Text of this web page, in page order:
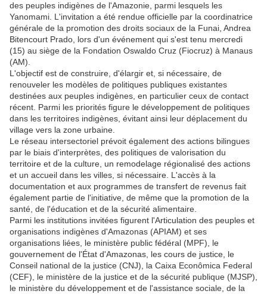
des peuples indigènes de l'Amazonie, parmi lesquels les
Yanomami. L'invitation a été rendue officielle par la coordinatrice
générale de la promotion des droits sociaux de la Funai, Andrea
Bitencourt Prado, lors d'un événement qui s'est tenu mercredi
(15) au siège de la Fondation Oswaldo Cruz (Fiocruz) à Manaus
(AM).
L'objectif est de construire, d'élargir et, si nécessaire, de
renouveler les modèles de politiques publiques existantes
destinées aux peuples indigènes, en particulier ceux de contact
récent. Parmi les priorités figure le développement de politiques
dans les territoires indigènes, évitant ainsi leur déplacement du
village vers la zone urbaine.
Le réseau intersectoriel prévoit également des actions bilingues
par le biais d'interprètes, des politiques de valorisation du
territoire et de la culture, un remodelage régionalisé des actions
et un accueil dans les villes, si nécessaire. L'accès à la
documentation et aux programmes de transfert de revenus fait
également partie de l'initiative, de même que la promotion de la
santé, de l'éducation et de la sécurité alimentaire.
Parmi les institutions invitées figurent l'Articulation des peuples et
organisations indigènes d'Amazonas (APIAM) et ses
organisations liées, le ministère public fédéral (MPF), le
gouvernement de l'État d'Amazonas, les cours de justice, le
Conseil national de la justice (CNJ), la Caixa Econômica Federal
(CEF), le ministère de la justice et de la sécurité publique (MJSP),
le ministère du développement et de l'assistance sociale, de la